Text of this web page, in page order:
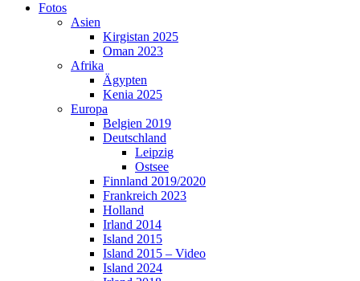
Fotos
Asien
Kirgistan 2025
Oman 2023
Afrika
Ägypten
Kenia 2025
Europa
Belgien 2019
Deutschland
Leipzig
Ostsee
Finnland 2019/2020
Frankreich 2023
Holland
Irland 2014
Island 2015
Island 2015 – Video
Island 2024